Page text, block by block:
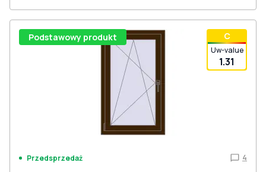
С
Uw-value
1.31
Podstawowy produkt
Przedsprzedaż 4